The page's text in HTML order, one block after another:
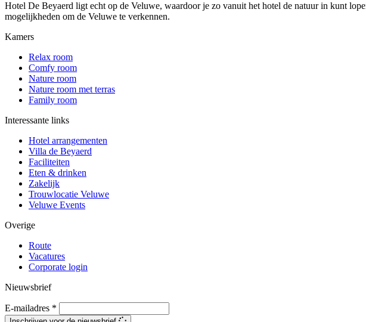
Hotel De Beyaerd ligt echt op de Veluwe, waardoor je zo vanuit het hotel de natuur in kunt
mogelijkheden om de Veluwe te verkennen.
Kamers
Relax room
Comfy room
Nature room
Nature room met terras
Family room
Interessante links
Hotel arrangementen
Villa de Beyaerd
Faciliteiten
Eten & drinken
Zakelijk
Trouwlocatie Veluwe
Veluwe Events
Overige
Route
Vacatures
Corporate login
Nieuwsbrief
E-mailadres *